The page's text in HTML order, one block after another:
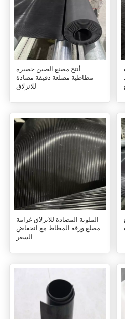
أنتج مصنع الصين حصيرة
مطاطية مضلعة دقيقة مضادة
للانزلاق
الملونة المضادة للانزلاق غرامة
مضلع ورقة المطاط مع انخفاض
السعر